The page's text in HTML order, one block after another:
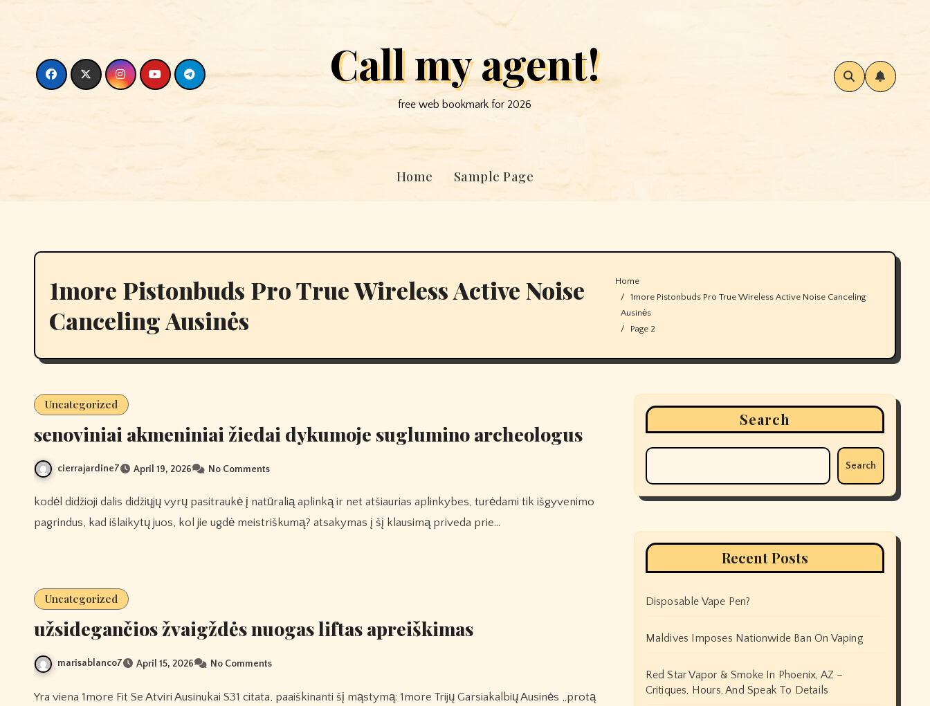
Call my agent!
free web bookmark for 2026
Home Sample Page
1more Pistonbuds Pro True Wireless Active Noise
Canceling Ausinės
Home
1more Pistonbuds Pro True Wireless Active Noise Canceling
Ausinės
Page 2
Uncategorized
senoviniai akmeniniai žiedai dykumoje suglumino archeologus
cierrajardine7 April 19, 2026 No Comments
kodėl didžioji dalis didžiųjų vyrų pasitraukė į natūralią aplinką ir net atšiaurias aplinkybes, turėdami tik išgyvenimo
pagrindus, kad išlaikytų juos, kol jie ugdė meistriškumą? atsakymas į šį klausimą priveda prie…
Uncategorized
užsidegančios žvaigždės nuogas liftas apreiškimas
marisablanco7 April 15, 2026 No Comments
Yra viena 1more Fit Se Atviri Ausinukai S31 citata, paaiškinanti šį mąstymą: 1more Trijų Garsiakalbių Ausinės „protą
Search
Search
Recent Posts
Disposable Vape Pen?
Maldives Imposes Nationwide Ban On Vaping
Red Star Vapor & Smoke In Phoenix, AZ –
Critiques, Hours, And Speak To Details